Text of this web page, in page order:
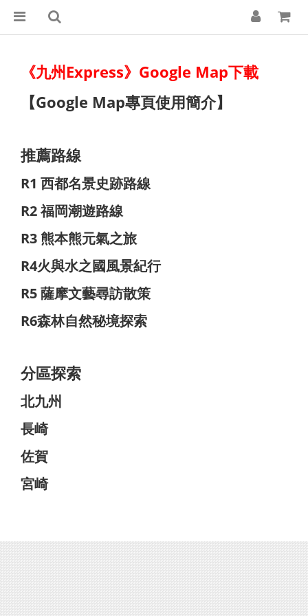
《九州Express》Google Map下載
【Google Map專頁使用簡介】
推薦路線
R1 西都名景史跡路線
R2 福岡潮遊路線
R3 熊本熊元氣之旅
R4火與水之國風景紀行
R5 薩摩文藝尋訪散策
R6森林自然秘境探索
分區探索
北九州
長崎
佐賀
宮崎